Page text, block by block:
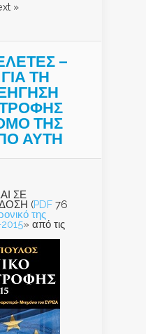
»
–
ΤΗ
ΤΗΣ
ΑΥΤΗ
ΣΕ
(PDF 76
της
» από τις